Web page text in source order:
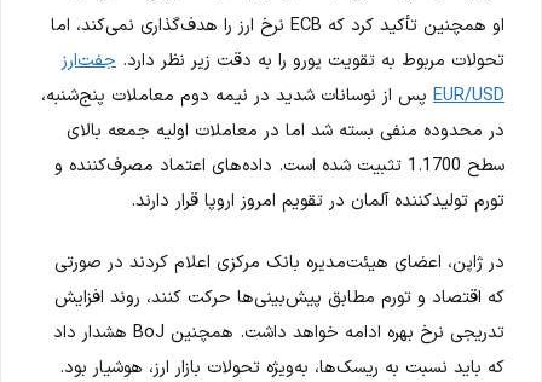
او همچنین تأکید کرد که ECB نرخ ارز را هدف‌گذاری نمی‌کند، اما
تحولات مربوط به تقویت یورو را به دقت زیر نظر دارد. جفت‌ارز
EUR/USD پس از نوسانات شدید در نیمه دوم معاملات پنج‌شنبه،
در محدوده منفی بسته شد اما در معاملات اولیه جمعه بالای
سطح 1.1700 تثبیت شده است. داده‌های اعتماد مصرف‌کننده و
تورم تولیدکننده آلمان در تقویم امروز اروپا قرار دارند.
در ژاپن، اعضای هیئت‌مدیره بانک مرکزی اعلام کردند در صورتی
که اقتصاد و تورم مطابق پیش‌بینی‌ها حرکت کنند، روند افزایش
تدریجی نرخ بهره ادامه خواهد داشت. همچنین BoJ هشدار داد
که باید نسبت به ریسک‌ها، به‌ویژه تحولات بازار ارز، هوشیار بود.